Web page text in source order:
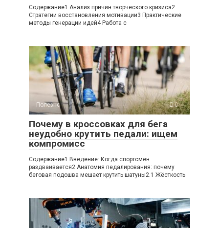
Содержание1 Анализ причин творческого кризиса2
Стратегии восстановления мотивации3 Практические
методы генерации идей4 Работа с
Полезно 0
Почему в кроссовках для бега
неудобно крутить педали: ищем
компромисс
Содержание1 Введение: Когда спортсмен
раздваивается2 Анатомия педалирования: почему
беговая подошва мешает крутить шатуны2.1 Жёсткость